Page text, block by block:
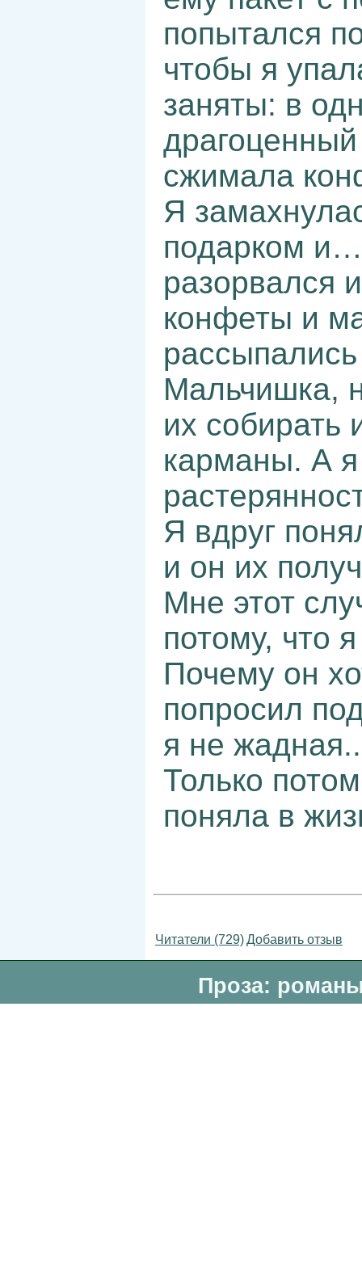
попытался
чтобы я
заняты: в
сжимала
Я
подарком
разорвался
конфеты и
Мальчишка,
их собирать
карманы. А
Я вдруг
и он их
Мне этот
потому, что
Почему он
попросил
я не
Только
поняла в
Читатели (729)Добавить отзыв
Проза: